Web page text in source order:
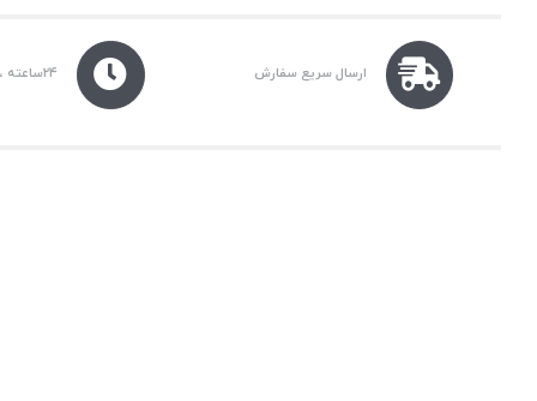
ارسال سریع سفارش ۲۴ساعته ، ۷روز هفته